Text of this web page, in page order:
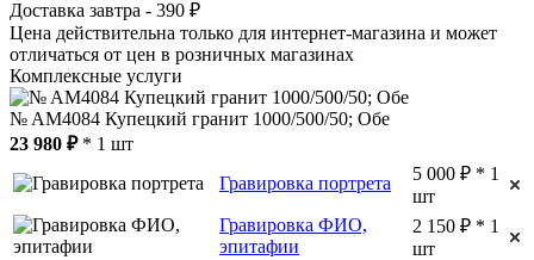
Доставка завтра - 390 ₽
Цена действительна только для интернет-магазина и может
отличаться от цен в розничных магазинах
Комплексные услуги
№ AM4084 Купецкий гранит 1000/500/50; Обе
23 980 ₽* 1 шт
Гравировка портрета
5 000 ₽ * 1
шт
Гравировка ФИО,
эпитафии
2 150 ₽ * 1
шт